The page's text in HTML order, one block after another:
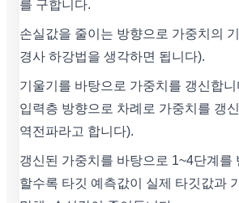
를 구합니다.
손실값을 줄이는 방향으로 가중치의
경사 하강법을 생각하면 됩니다).
기울기를 바탕으로 가중치를 갱신합
입력층 방향으로 차례로 가중치를 갱
역전파라고 합니다).
갱신된 가중치를 바탕으로 1~4단계를
할수록 타깃 예측값이 실제 타깃값과